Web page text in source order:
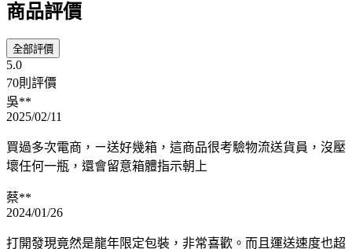
商品評價
全部評價
5.0
70則評價
吳**
2025/02/11
買過多次電商，ㄧ送好幾箱，這商品很考驗物流送貨員，沒壓
壞任何一瓶，還會留意箱體指示朝上
蔡**
2024/01/26
打開發現竟然是龍年限定包裝，非常喜歡。而且運送速度也超